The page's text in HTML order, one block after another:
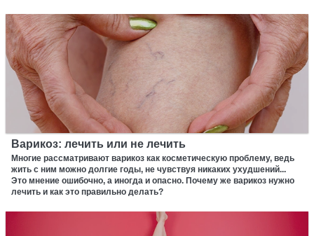
Варикоз: лечить или не лечить
Многие рассматривают варикоз как косметическую проблему, ведь
жить с ним можно долгие годы, не чувствуя никаких ухудшений...
Это мнение ошибочно, а иногда и опасно. Почему же варикоз нужно
лечить и как это правильно делать?